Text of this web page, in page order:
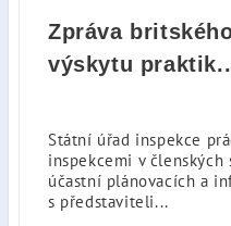
Zpráva
výskytu
Státní úřad inspekce
inspekcemi v
účastní plánovacích a
s představiteli...